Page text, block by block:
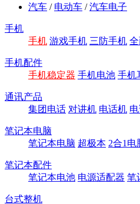
汽车 / 电动车 /汽车电子
手机
手机 游戏手机 三防手机
手机配件
手机稳定器 手机电池 手机
通讯产品
集团电话 对讲机 电话机
笔记本电脑
笔记本电脑 超极本 2合1电
笔记本配件
笔记本电池 电源适配器 笔
台式整机